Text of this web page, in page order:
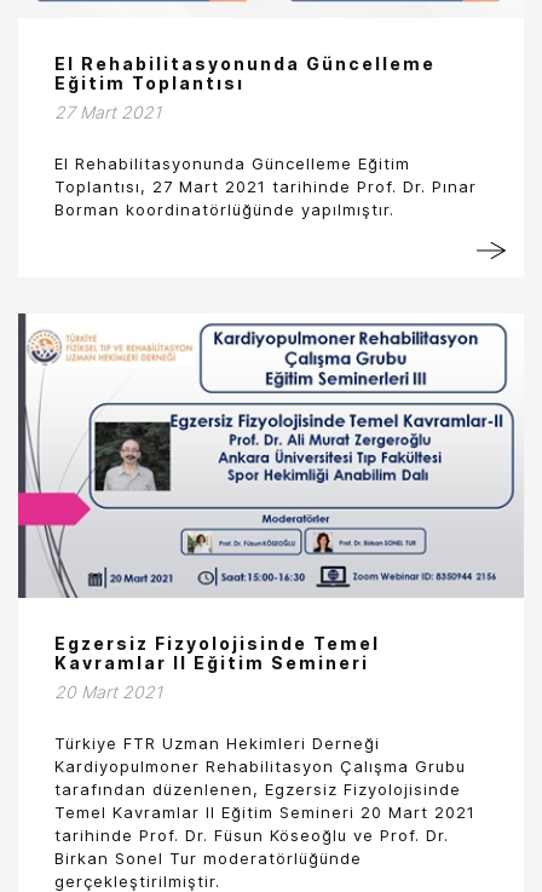
El Rehabilitasyonunda Güncelleme
Eğitim Toplantısı
27 Mart 2021
El Rehabilitasyonunda Güncelleme Eğitim
Toplantısı, 27 Mart 2021 tarihinde Prof. Dr. Pınar
Borman koordinatörlüğünde yapılmıştır.
Egzersiz Fizyolojisinde Temel
Kavramlar II Eğitim Semineri
20 Mart 2021
Türkiye FTR Uzman Hekimleri Derneği
Kardiyopulmoner Rehabilitasyon Çalışma Grubu
tarafından düzenlenen, Egzersiz Fizyolojisinde
Temel Kavramlar II Eğitim Semineri 20 Mart 2021
tarihinde Prof. Dr. Füsun Köseoğlu ve Prof. Dr.
Birkan Sonel Tur moderatörlüğünde
gerçekleştirilmiştir.